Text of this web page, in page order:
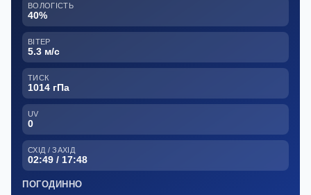
ВОЛОГІСТЬ
40%
ВІТЕР
5.3 м/с
ТИСК
1014 гПа
UV
0
СХІД / ЗАХІД
02:49 / 17:48
ПОГОДИННО